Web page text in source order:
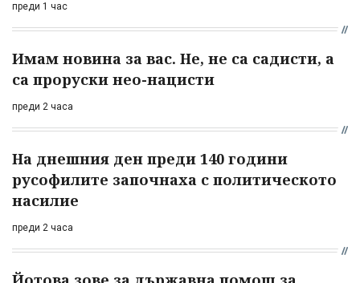
преди 1 час
Имам новина за вас. Не, не са садисти, а
са проруски нео-нацисти
преди 2 часа
На днешния ден преди 140 години
русофилите започнаха с политическото
насилие
преди 2 часа